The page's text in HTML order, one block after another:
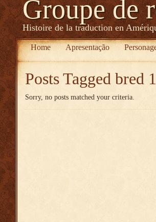
Groupe de
Histoire de la traduction en
Home Apresentação
Posts Tagged bred
Sorry, no posts matched your criteria.